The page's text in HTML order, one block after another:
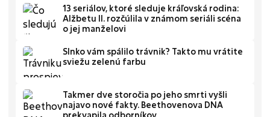
13 seriálov, ktoré sleduje kráľovská rodina:
Alžbetu II. rozčúlila v známom seriáli scéna
o jej manželovi
Slnko vám spálilo trávnik? Takto mu vrátite
sviežu zelenú farbu
Takmer dve storočia po jeho smrti vyšli
najavo nové fakty. Beethovenova DNA
prekvapila odborníkov